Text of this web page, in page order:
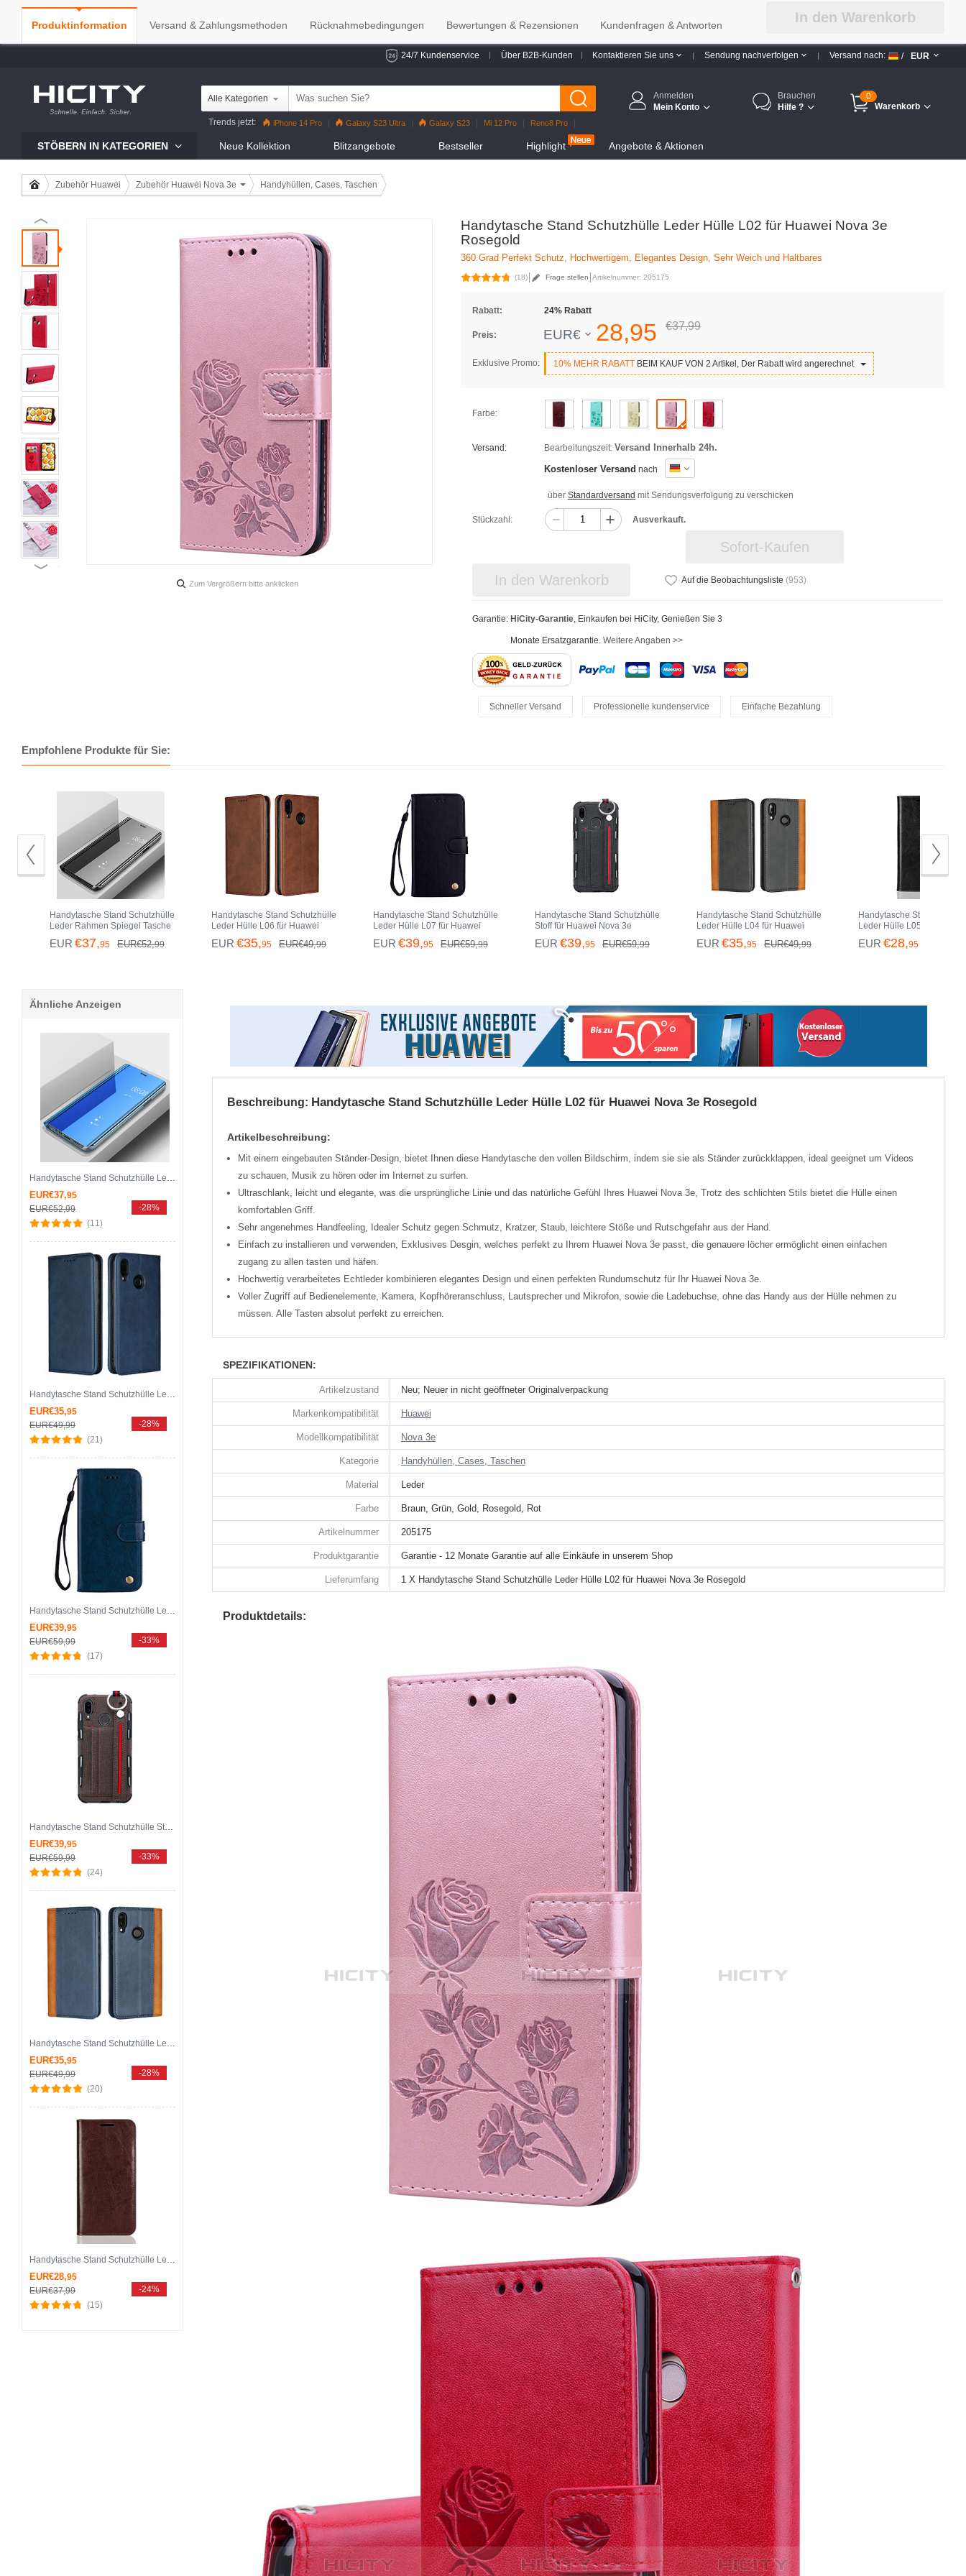
24/7 Kundenservice Über B2B-Kunden Kontaktieren Sie uns Sendung nachverfolgen Versand nach: / EUR
Alle Kategorien
Trends jetzt: iPhone 14 Pro Galaxy S23 Ultra Galaxy S23 Mi 12 Pro
Reno8 Pro
Anmelden
Mein Konto
Brauchen
Hilfe ?
0
Warenkorb
STÖBERN IN KATEGORIEN Neue Kollektion Blitzangebote Bestseller Highlight Angebote & Aktionen
Zubehör Huawei Zubehör Huawei Nova 3e Handyhüllen, Cases, Taschen
Handytasche Stand Schutzhülle Leder Hülle L02 für Huawei Nova 3e
Rosegold
360 Grad Perfekt Schutz, Hochwertigem, Elegantes Design, Sehr Weich und Haltbares
(18) Frage stellen Artikelnummer: 205175
Rabatt: 24% Rabatt
Preis: EUR€ 28,95 €37,99
Exklusive Promo: 10% MEHR RABATT BEIM KAUF VON 2 Artikel, Der Rabatt wird angerechnet
Farbe:
Versand: Bearbeitungszeit: Versand Innerhalb 24h.
Kostenloser Versand nach
über Standardversand mit Sendungsverfolgung zu verschicken
Stückzahl: Ausverkauft.
Sofort-Kaufen
In den Warenkorb Auf die Beobachtungsliste (953)
Garantie: HiCity-Garantie, Einkaufen bei HiCity, Genießen Sie 3
Monate Ersatzgarantie. Weitere Angaben >>
Schneller Versand Professionelle kundenservice Einfache Bezahlung
Zum Vergrößern bitte anklicken
Empfohlene Produkte für Sie:
Handytasche Stand Schutzhülle
Leder Rahmen Spiegel Tasche
für Huawei Nova 3e Schwarz
EUR €37,95 EUR€52,99
Handytasche Stand Schutzhülle
Leder Hülle L06 für Huawei
Nova 3e Braun
EUR €35,95 EUR€49,99
Handytasche Stand Schutzhülle
Leder Hülle L07 für Huawei
Nova 3e Schwarz
EUR €39,95 EUR€59,99
Handytasche Stand Schutzhülle
Stoff für Huawei Nova 3e
Schwarz
EUR €39,95 EUR€59,99
Handytasche Stand Schutzhülle
Leder Hülle L04 für Huawei
Nova 3e Schwarz
EUR €35,95 EUR€49,99
Handytasche Stand
Leder Hülle L05 für Huawei
Nova 3e Schwarz
EUR €28,95
Produktinformation Versand & Zahlungsmethoden Rücknahmebedingungen Bewertungen & Rezensionen Kundenfragen & Antworten In den Warenkorb
Beschreibung: Handytasche Stand Schutzhülle Leder Hülle L02 für Huawei Nova 3e Rosegold
Artikelbeschreibung:
Mit einem eingebauten Ständer-Design, bietet Ihnen diese Handytasche den vollen Bildschirm, indem sie sie als Ständer zurückklappen, ideal geeignet um Videos
zu schauen, Musik zu hören oder im Internet zu surfen.
Ultra­schlank, leicht und elegante, was die ursprüngliche Linie und das natürliche Gefühl Ihres Huawei Nova 3e, Trotz des schlichten Stils bietet die Hülle einen
komfortablen Griff.
Sehr angenehmes Handfeeling, Idealer Schutz gegen Schmutz, Kratzer, Staub, leichtere Stöße und Rutschgefahr aus der Hand.
Einfach zu installieren und verwenden, Exklusives Desgin, welches perfekt zu Ihrem Huawei Nova 3e passt, die genauere löcher ermöglicht einen einfachen
zugang zu allen tasten und häfen.
Hochwertig verarbeitetes Echtleder kombinieren elegantes Design und einen perfekten Rundumschutz für Ihr Huawei Nova 3e.
Voller Zugriff auf Bedienelemente, Kamera, Kopfhöreranschluss, Lautsprecher und Mikrofon, sowie die Ladebuchse, ohne das Handy aus der Hülle nehmen zu
müssen. Alle Tasten absolut perfekt zu erreichen.
SPEZIFIKATIONEN:
Artikelzustand Neu; Neuer in nicht geöffneter Originalverpackung
Markenkompatibilität Huawei
Modellkompatibilität Nova 3e
Kategorie Handyhüllen, Cases, Taschen
Material Leder
Farbe Braun, Grün, Gold, Rosegold, Rot
Artikelnummer 205175
Produktgarantie Garantie - 12 Monate Garantie auf alle Einkäufe in unserem Shop
Lieferumfang 1 X Handytasche Stand Schutzhülle Leder Hülle L02 für Huawei Nova 3e Rosegold
Produktdetails:
Ähnliche Anzeigen
Handytasche Stand Schutzhülle Leder Rahmen Spiegel Tasche für Huawei Nova 3e Blau
EUR€37,95
EUR€52,99
(11)
-28%
Handytasche Stand Schutzhülle Leder Hülle L06 für Huawei Nova 3e Blau
EUR€35,95
EUR€49,99
(21)
-28%
Handytasche Stand Schutzhülle Leder Hülle L07 für Huawei Nova 3e Blau
EUR€39,95
EUR€59,99
(17)
-33%
Handytasche Stand Schutzhülle Stoff für Huawei Nova 3e Braun
EUR€39,95
EUR€59,99
(24)
-33%
Handytasche Stand Schutzhülle Leder Hülle L04 für Huawei Nova 3e Blau
EUR€35,95
EUR€49,99
(20)
-28%
Handytasche Stand Schutzhülle Leder Hülle L05 für Huawei Nova 3e Braun
EUR€28,95
EUR€37,99
(15)
-24%